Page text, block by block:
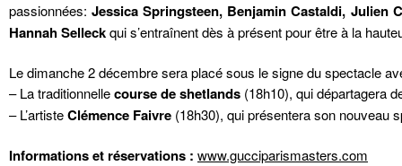
passionnées: Jessica Springsteen, Benjamin Castaldi, Julien
Hannah Selleckqui s’entraînent dès à présent pour être à la
Le dimanche 2 décembre sera placé sous le signe du spectacle
– La traditionnellecourse de shetlands (18h10), qui départagera
– L’artisteClémence Faivre (18h30), qui présentera son nouveau
Informations et réservations : www.gucciparismasters.com